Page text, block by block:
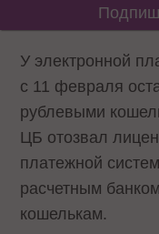
У электронной
с 11 февраля
рублевыми
ЦБ отозвал
платежной
расчетным
кошелькам.